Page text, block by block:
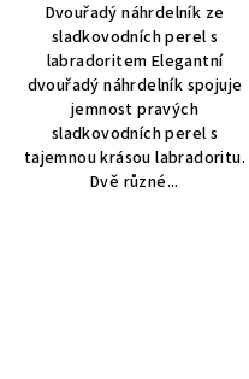
Dvouřadý náhrdelník ze
sladkovodních perel s
labradoritem Elegantní
dvouřadý náhrdelník spojuje
jemnost pravých
sladkovodních perel s
tajemnou krásou labradoritu.
Dvě různé...